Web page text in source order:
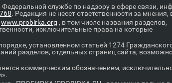
Федеральной службе по надзору в сфере связи,
. Редакция не несет ответственности за
www.probirka.org , в том числе названия разделов,
исключительные права на которые
установленном статьей 1274
разделов, отдельных страниц сайта,
коммерческим обозначением,